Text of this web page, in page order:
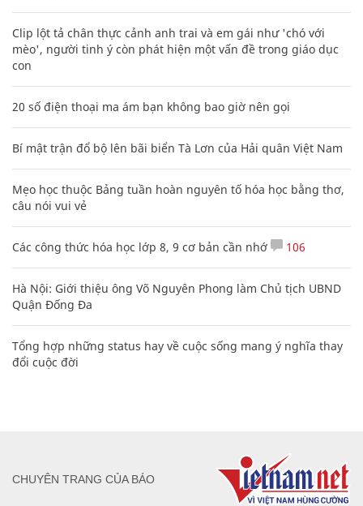
Clip lột tả chân thực cảnh anh trai và em gái như 'chó với
mèo', người tinh ý còn phát hiện một vấn đề trong giáo dục
con
20 số điện thoại ma ám bạn không bao giờ nên gọi
Bí mật trận đổ bộ lên bãi biển Tà Lơn của Hải quân Việt Nam
Mẹo học thuộc Bảng tuần hoàn nguyên tố hóa học bằng thơ,
câu nói vui vẻ
Các công thức hóa học lớp 8, 9 cơ bản cần nhớ 106
Hà Nội: Giới thiệu ông Võ Nguyên Phong làm Chủ tịch UBND
Quận Đống Đa
Tổng hợp những status hay về cuộc sống mang ý nghĩa thay
đổi cuộc đời
CHUYÊN TRANG CỦA BÁO